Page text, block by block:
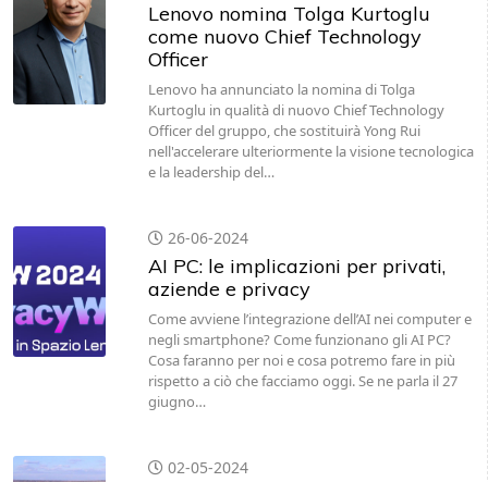
Lenovo nomina Tolga Kurtoglu
come nuovo Chief Technology
Officer
Lenovo ha annunciato la nomina di Tolga
Kurtoglu in qualità di nuovo Chief Technology
Officer del gruppo, che sostituirà Yong Rui
nell'accelerare ulteriormente la visione tecnologica
e la leadership del…
26-06-2024
AI PC: le implicazioni per privati,
aziende e privacy
Come avviene l’integrazione dell’AI nei computer e
negli smartphone? Come funzionano gli AI PC?
Cosa faranno per noi e cosa potremo fare in più
rispetto a ciò che facciamo oggi. Se ne parla il 27
giugno…
02-05-2024